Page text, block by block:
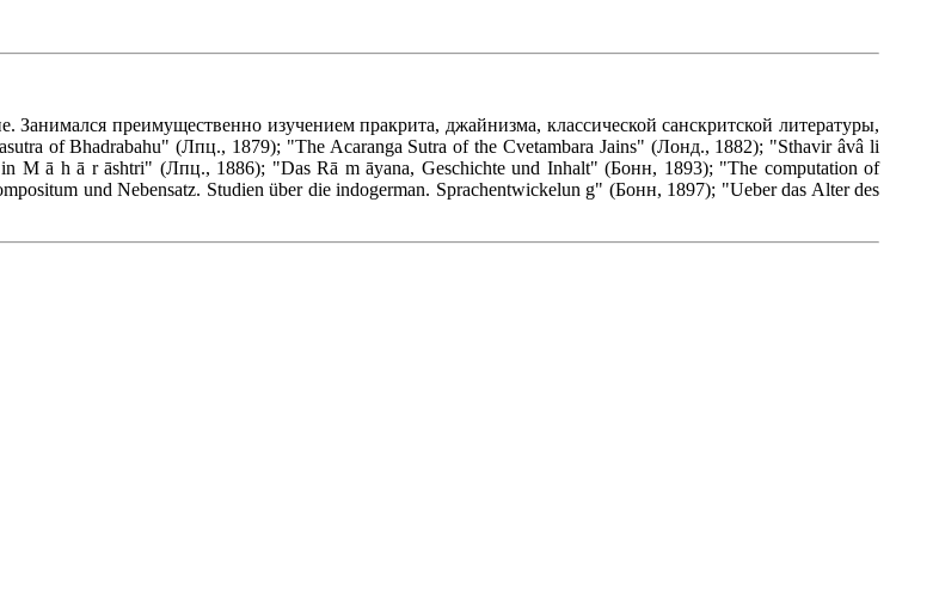
преимущественно изучением пракрита, джайнизма, классической санскритской литературы,
of Bhadrabahu" (Лпц., 1879); "The Acaranga Sutra of the Cvetambara Jains" (Лонд., 1882); "Sthavir âvâ li
M ā h ā r āshtri" (Лпц., 1886); "Das Rā m āyana, Geschichte und Inhalt" (Бонн, 1893); "The computation of
und Nebensatz. Studien über die indogerman. Sprachentwickelun g" (Бонн, 1897); "Ueber das Alter des